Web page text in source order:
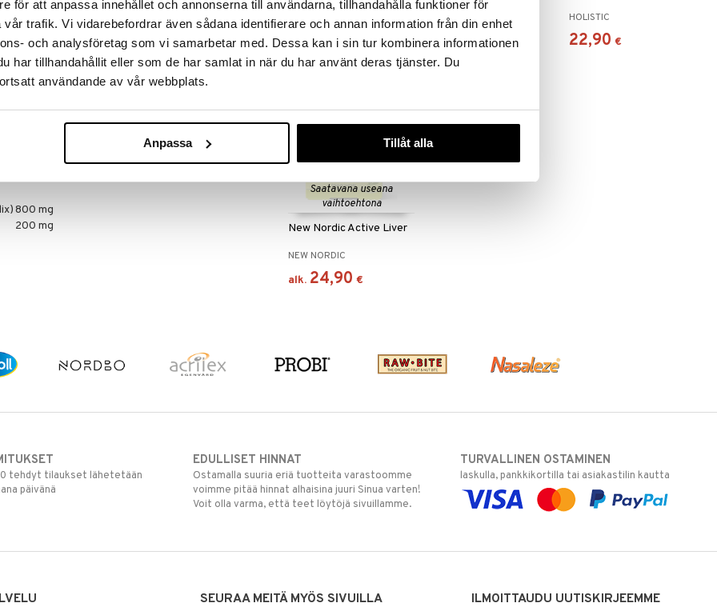
för att anpassa innehållet och annonserna till användarna, tillhandahålla funktioner för
trafik. Vi vidarebefordrar även sådana identifierare och annan information från din enhet
och analysföretag som vi samarbetar med. Dessa kan i sin tur kombinera informationen
har tillhandahållit eller som de har samlat in när du har använt deras tjänster. Du
användande av vår webbplats.
Anpassa Tillåt alla
tai suositusten mukaisesti. Pipetissä on ml-
Vältä käyttöä raskauden ja imettämisen aikana,
tai otat lääkettä kaliumia-alentavalla vaikutuksella
ei tule ylittää. Ravintolisällä ei tule
(Taraxicum officinale radix) ja Boldo
800 mg
200 mg
ALPHA PLUS
48,75 € ( 65 €)
HELHETSHÄLSA
15,97 €
HOLISTIC
22,90 €
Saatavana useana
vaihtoehtona
New Nordic Active Liver
NEW NORDIC
alk. 24,90 €
tehdyt tilaukset lähetetään
päivänä
EDULLISET HINNAT
Ostamalla suuria eriä tuotteita varastoomme
voimme pitää hinnat alhaisina juuri Sinua varten!
Voit olla varma, että teet löytöjä sivuillamme.
TURVALLINEN OSTAMINEN
laskulla, pankkikortilla tai asiakastilin kautta
SEURAA MEITÄ MYÖS SIVUILLA ILMOITTAUDU UUTISKIRJEEMME